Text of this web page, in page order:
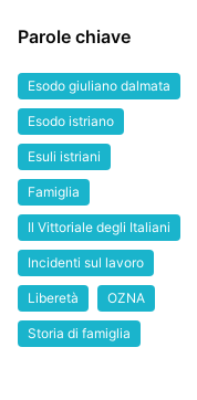
Parole chiave
Esodo giuliano dalmata
Esodo istriano
Esuli istriani
Famiglia
Il Vittoriale degli Italiani
Incidenti sul lavoro
Liberetà OZNA
Storia di famiglia